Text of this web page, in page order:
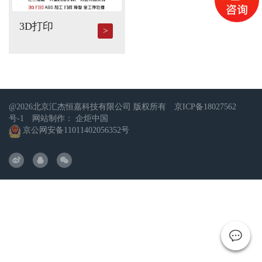
3D打印
@2026北京汇杰恒嘉科技有限公司 版权所有 京ICP备18027562
号-1 网站制作： 企炬中国
京公网安备11011402056352号